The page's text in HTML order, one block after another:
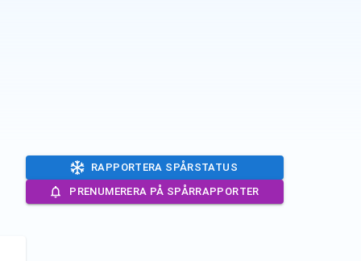
RAPPORTERA SPÅRSTATUS
PRENUMERERA PÅ SPÅRRAPPORTER